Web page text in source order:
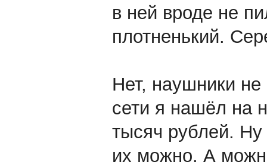
в ней вроде не
плотненький.
Нет, наушники
сети я нашёл на
тысяч рублей. Ну
их можно. А